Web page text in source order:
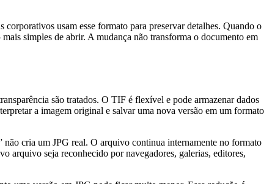
usam esse formato para preservar detalhes. Quando o
simples de abrir. A mudança não transforma o documento em
são tratados. O TIF é flexível e pode armazenar dados
a imagem original e salvar uma nova versão em um formato
cria um JPG real. O arquivo continua internamente no formato
arquivo seja reconhecido por navegadores, galerias, editores,